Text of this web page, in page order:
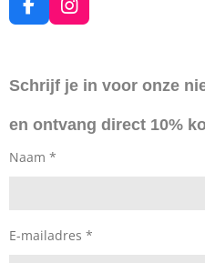
F
a
b
o
I
n
a
r
Schrijf je in voor onze
en ontvang direct 10%
Naam *
E-mailadres *